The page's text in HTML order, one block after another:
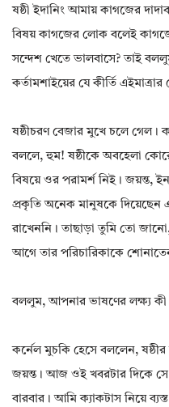
ষষ্ঠী ইদানিং আমায় কাগজের
বিষয় কাগজের লোক বলেই
সন্দেশ খেতে ভালবাসে? তাই
কর্তামশাইয়ের যে কীর্তি
ষষ্ঠীচরণ বেজার মুখে চলে গেল।
বললে, হুম! ষষ্ঠীকে অবহেলা
বিষয়ে ওর পরামর্শ নিই। জয়ন্ত,
প্রকৃতি অনেক মানুষকে দিয়েছেন
রাখেননি। তাছাড়া তুমি তো
আগে তার পরিচারিকাকে
বললুম, আপনার ভাষণের লক্ষ্য কী
কর্নেল মুচকি হেসে বললেন,
জয়ন্ত। আজ ওই খবরটার দিকে সে
বারবার। আমি ক্যাকটাস নিয়ে